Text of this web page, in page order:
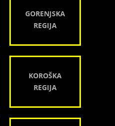
GORENJSKA
REGIJA
KOROŠKA
REGIJA